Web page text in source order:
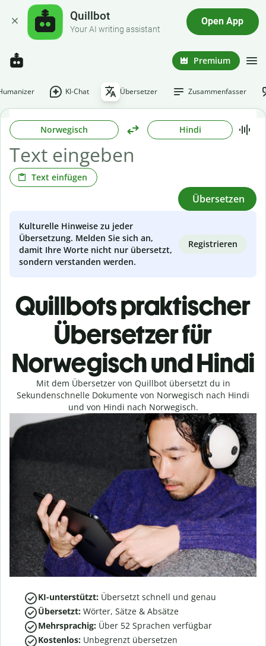
Quillbot
Your AI writing assistant
Open App
Premium
KI-Chat Übersetzer Zusammenfasser
Norwegisch Hindi
Text einfügen
Übersetzen
Kulturelle Hinweise zu jeder
Übersetzung. Melden Sie sich an,
damit Ihre Worte nicht nur übersetzt,
sondern verstanden werden.
Registrieren
Quillbots praktischer
Übersetzer für
Norwegisch und Hindi
Mit dem Übersetzer von Quillbot übersetzt du in
Sekundenschnelle Dokumente von Norwegisch nach Hindi
und von Hindi nach Norwegisch.
KI-unterstützt: Übersetzt schnell und genau
Übersetzt: Wörter, Sätze & Absätze
Mehrsprachig: Über 52 Sprachen verfügbar
Kostenlos: Unbegrenzt übersetzen